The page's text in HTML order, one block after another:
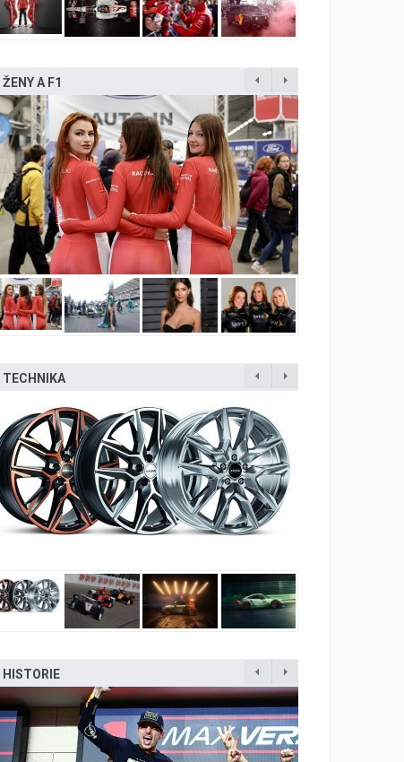
ŽENY A F1
TECHNIKA
HISTORIE